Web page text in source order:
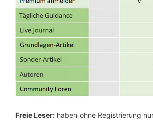
Freie Leser: haben ohne Registrierung